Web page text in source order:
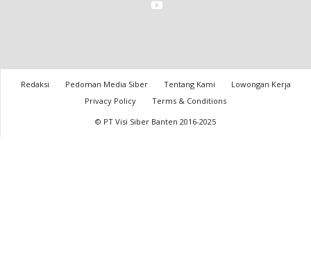
Redaksi Pedoman Media Siber Tentang Kami
Lowongan Kerja
Privacy Policy
Terms & Conditions
© PT Visi Siber Banten 2016-2025